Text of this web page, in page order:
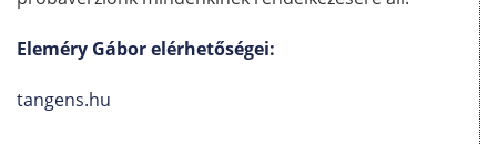
Eleméry Gábor elérhetőségei:
tangens.hu